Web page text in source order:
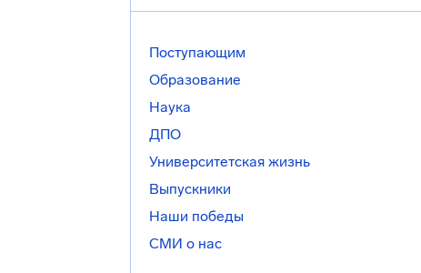
Поступающим
Образование
Наука
ДПО
Университетская жизнь
Выпускники
Наши победы
СМИ о нас